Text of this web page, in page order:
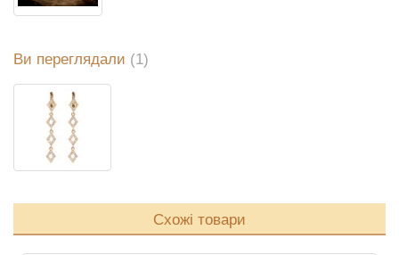
Ви переглядали (1)
Схожі товари